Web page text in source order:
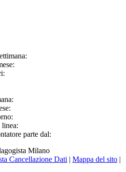
parte dal:
Milano
Cancellazione Dati | Mappa del sito |